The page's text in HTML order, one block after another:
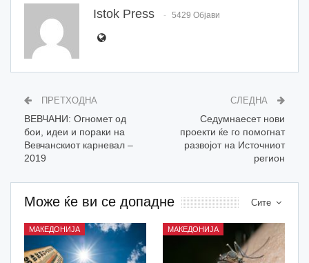
Istok Press 5429 Објави
ПРЕТХОДНА
ВЕВЧАНИ: Огномет од
бои, идеи и пораки на
Вевчанскиот карневал –
2019
СЛЕДНА
Седумнаесет нови
проекти ќе го помогнат
развојот на Источниот
регион
Сите
Може ќе ви се допадне
МАКЕДОНИЈА МАКЕДОНИЈА